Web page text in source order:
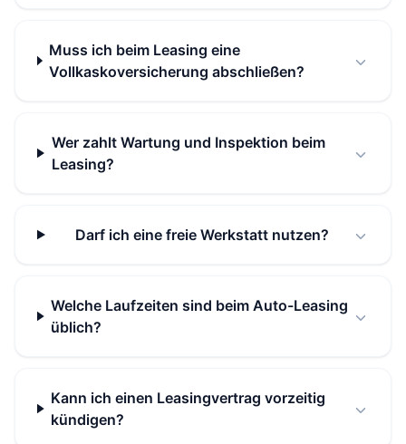
Muss ich beim Leasing eine
Vollkaskoversicherung abschließen?
Wer zahlt Wartung und Inspektion beim
Leasing?
Darf ich eine freie Werkstatt nutzen?
Welche Laufzeiten sind beim Auto-Leasing
üblich?
Kann ich einen Leasingvertrag vorzeitig
kündigen?